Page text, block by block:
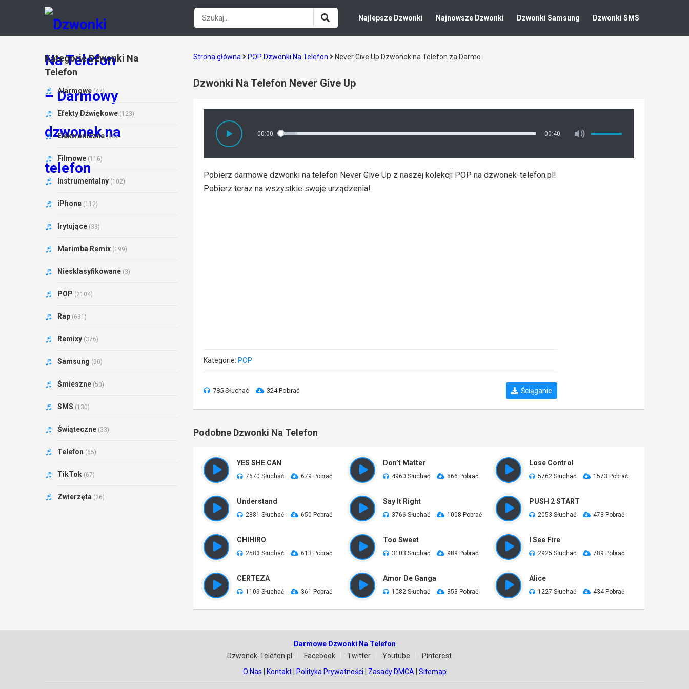
Najlepsze Dzwonki Najnowsze Dzwonki Dzwonki Samsung Dzwonki SMS
Strona główna POP Dzwonki Na Telefon Never Give Up Dzwonek na Telefon za Darmo
Dzwonki Na Telefon Never Give Up
00:00 00:40
Pobierz darmowe dzwonki na telefon Never Give Up z naszej kolekcji POP na dzwonek-telefon.pl!
Pobierz teraz na wszystkie swoje urządzenia!
Kategorie: POP
785 Słuchać 324 Pobrać Ściąganie
Podobne Dzwonki Na Telefon
YES SHE CAN
7670 Słuchać 679 Pobrać
Don’t Matter
4960 Słuchać 866 Pobrać
Lose Control
5762 Słuchać 1573 Pobrać
Understand
2881 Słuchać 650 Pobrać
Say It Right
3766 Słuchać 1008 Pobrać
PUSH 2 START
2053 Słuchać 473 Pobrać
CHIHIRO
2583 Słuchać 613 Pobrać
Too Sweet
3103 Słuchać 989 Pobrać
I See Fire
2925 Słuchać 789 Pobrać
CERTEZA
1109 Słuchać 361 Pobrać
Amor De Ganga
1082 Słuchać 353 Pobrać
Alice
1227 Słuchać 434 Pobrać
Kategorie Dzwonki Na
Telefon
Alarmowe (47)
Efekty Dźwiękowe (123)
Elektroniczne (86)
Filmowe (116)
Instrumentalny (102)
iPhone (112)
Irytujące (33)
Marimba Remix (199)
Niesklasyfikowane (3)
POP (2104)
Rap (631)
Remixy (376)
Samsung (90)
Śmieszne (50)
SMS (130)
Świąteczne (33)
Telefon (65)
TikTok (67)
Zwierzęta (26)
Darmowe Dzwonki Na Telefon
Dzwonek-Telefon.pl
Facebook Twitter Youtube
Pinterest
O Nas
Kontakt| Polityka Prywatności Zasady DMCA Sitemap